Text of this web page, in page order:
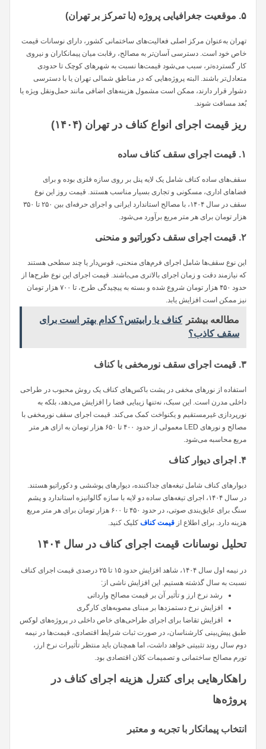
۵. موقعیت جغرافیایی پروژه (با تمرکز بر تهران)
تهران به‌عنوان مرکز اصلی فعالیت‌های ساختمانی کشور، دارای نوسانات قیمت
خاص خود است. دسترسی آسان‌تر به مصالح، رقابت میان پیمانکاران و نیروی
کار گسترده‌تر، سبب می‌شود قیمت‌ها نسبت به شهرهای کوچک تا حدودی
متعادل‌تر باشند. البته پروژه‌هایی که در مناطق شمالی تهران یا با دسترسی
دشوار قرار دارند، ممکن است مشمول هزینه‌های اضافی مانند حمل‌ونقل ویژه یا
بُعد مسافت شوند.
ریز قیمت اجرای انواع کناف در تهران (۱۴۰۴)
۱. قیمت اجرای سقف کناف ساده
سقف‌های ساده کناف شامل یک لایه پنل بر روی سازه فلزی بوده و برای
فضاهای اداری، مسکونی و تجاری بسیار مناسب هستند. قیمت روز این نوع
سقف در سال ۱۴۰۴، با مصالح استاندارد ایرانی و اجرای حرفه‌ای بین ۲۵۰ تا ۳۵۰
هزار تومان برای هر متر مربع برآورد می‌شود.
۲. قیمت اجرای سقف دکوراتیو و منحنی
این نوع سقف‌ها شامل اجرای فرم‌های منحنی، قوس‌دار یا چند سطحی هستند
که نیازمند دقت و زمان اجرای بالاتری می‌باشند. قیمت اجرای این نوع طرح‌ها از
حدود ۴۵۰ هزار تومان شروع شده و بسته به پیچیدگی طرح، تا ۷۰۰ هزار تومان
نیز ممکن است افزایش یابد.
مطالعه بیشتر
کناف یا رابیتس؟ کدام بهتر است برای
سقف کاذب؟
۳. قیمت اجرای سقف نورمخفی با کناف
استفاده از نورهای مخفی در پشت باکس‌های کناف یک روش محبوب در طراحی
داخلی مدرن است. این سبک، نه‌تنها زیبایی فضا را افزایش می‌دهد، بلکه به
نورپردازی غیرمستقیم و یکنواخت کمک می‌کند. قیمت اجرای سقف نورمخفی با
مصالح و نورهای LED معمولی از حدود ۴۰۰ تا ۶۵۰ هزار تومان به ازای هر متر
مربع محاسبه می‌شود.
۴. اجرای دیوار کناف
دیوارهای کناف شامل تیغه‌های جداکننده، دیوارهای پوششی و دکوراتیو هستند.
در سال ۱۴۰۴، اجرای تیغه‌های ساده دو لایه با سازه گالوانیزه استاندارد و پشم
سنگ برای عایق‌بندی صوتی، در حدود ۴۵۰ تا ۶۰۰ هزار تومان برای هر متر مربع
هزینه دارد. برای اطلاع از قیمت کناف کلیک کنید.
تحلیل نوسانات قیمت اجرای کناف در سال ۱۴۰۴
در نیمه اول سال ۱۴۰۴، شاهد افزایش حدود ۱۵ تا ۲۵ درصدی قیمت اجرای کناف
نسبت به سال گذشته هستیم. این افزایش ناشی از:
رشد نرخ ارز و تأثیر آن بر قیمت مصالح وارداتی
افزایش نرخ دستمزدها بر مبنای مصوبه‌های کارگری
افزایش تقاضا برای اجرای طراحی‌های خاص داخلی در پروژه‌های لوکس
طبق پیش‌بینی کارشناسان، در صورت ثبات شرایط اقتصادی، قیمت‌ها در نیمه
دوم سال روند تثبیتی خواهد داشت، اما همچنان باید منتظر تأثیرات نرخ ارز،
تورم مصالح ساختمانی و تصمیمات کلان اقتصادی بود.
راهکارهایی برای کنترل هزینه اجرای کناف در
پروژه‌ها
انتخاب پیمانکار با تجربه و معتبر